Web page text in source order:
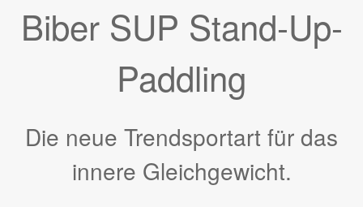
Biber SUP Stand-Up-
Paddling
Die neue Trendsportart für das
innere Gleichgewicht.